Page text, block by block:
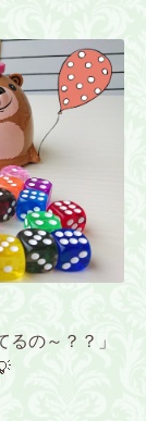
るの～？？」